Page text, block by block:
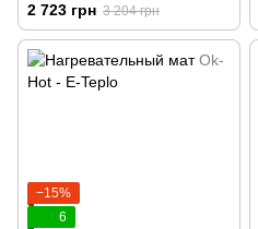
2 723 грн 3 204 грн
−15%
6